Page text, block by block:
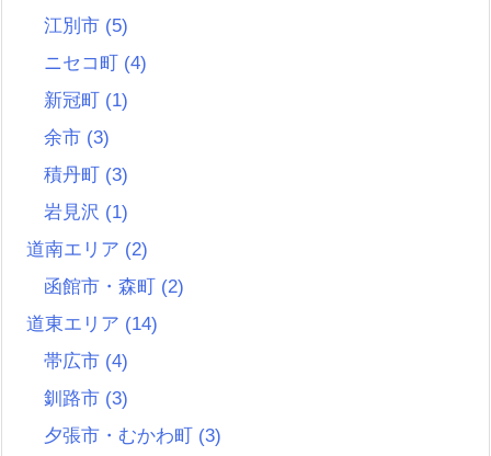
江別市 (5)
ニセコ町 (4)
新冠町 (1)
余市 (3)
積丹町 (3)
岩見沢 (1)
道南エリア (2)
函館市・森町 (2)
道東エリア (14)
帯広市 (4)
釧路市 (3)
夕張市・むかわ町 (3)